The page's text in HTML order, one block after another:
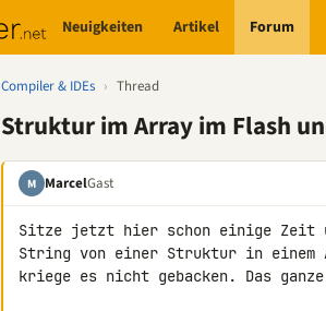
Neuigkeiten Artikel Forum
Compiler & IDEs › Thread
Struktur im Array im Flash
M MarcelGast
Sitze jetzt hier schon einige Zeit
String von einer Struktur in einem
kriege es nicht gebacken. Das